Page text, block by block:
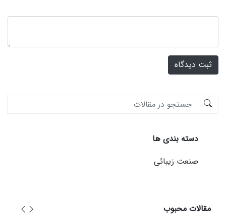
ثبت دیدگاه
دسته بندی ها
صنعت زیبائی
مقالات محبوب